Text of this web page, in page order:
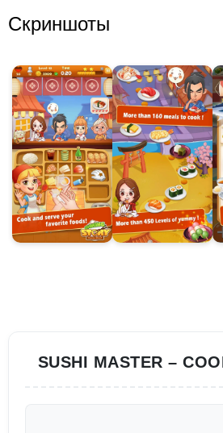
Скриншоты
SUSHI MASTER –